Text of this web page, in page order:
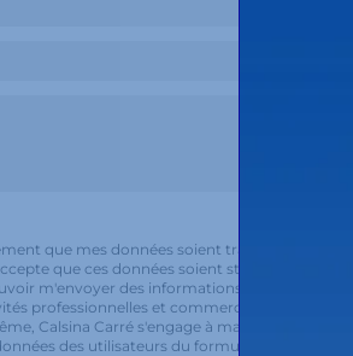
que mes données soient transmises
que ces données soient stockées, si
m'envoyer des informations
professionnelles et commerciales de
Calsina Carré s'engage à maintenir la
des utilisateurs du formulaire.